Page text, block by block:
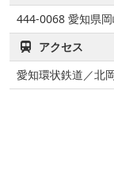
444-0068 愛知県
アクセス
愛知環状鉄道／北